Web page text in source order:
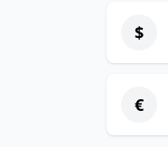
$
€